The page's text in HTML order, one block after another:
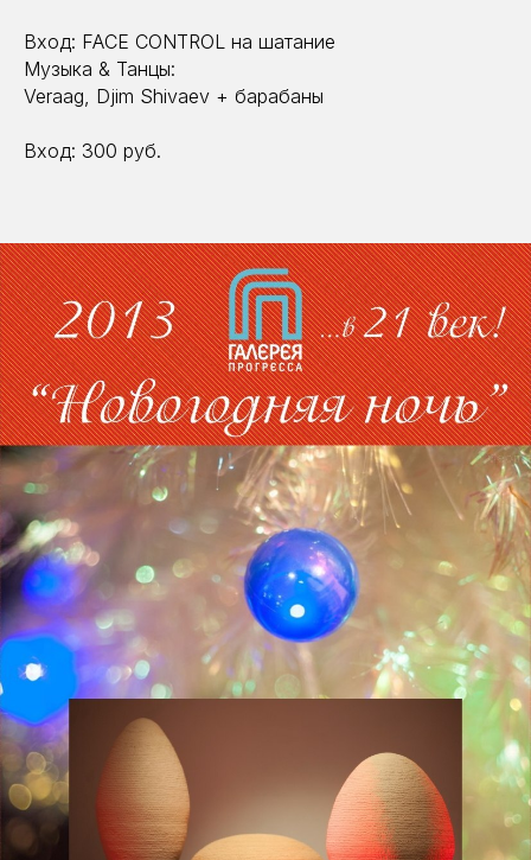
Вход: FACE CONTROL на шатание
Музыка & Танцы:
Veraag, Djim Shivaev + барабаны
Вход: 300 руб.